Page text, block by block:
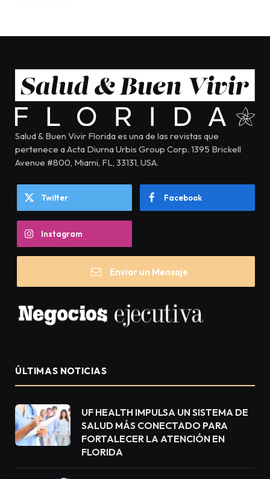
Salud & Buen Vivir Florida es una de las revistas que
pertenece a Acta Diurna Urbis Group Corp. 1395 Brickell
Avenue #800, Miami, FL, 33131, USA.
Twitter Facebook
Instagram
Enviar un Mensaje
ÚLTIMAS NOTICIAS
UF HEALTH IMPULSA UN SISTEMA DE
SALUD MÁS CONECTADO PARA
FORTALECER LA ATENCIÓN EN
FLORIDA